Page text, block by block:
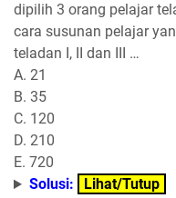
dipilih 3 orang pelajar
cara susunan pelajar
teladan I, II dan III …
A. 21
B. 35
C. 120
D. 210
E. 720
Solusi:
Lihat/Tutup